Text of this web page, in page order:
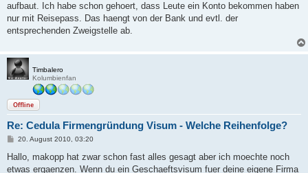
aufbaut. Ich habe schon gehoert, dass Leute ein Konto bekommen haben
nur mit Reisepass. Das haengt von der Bank und evtl. der
entsprechenden Zweigstelle ab.
Timbalero
Kolumbienfan
Offline
Re: Cedula Firmengründung Visum - Welche Reihenfolge?
B
i
r
20. August 2010, 03:20
Hallo, makopp hat zwar schon fast alles gesagt aber ich moechte noch
etwas ergaenzen. Wenn du ein Geschaeftsvisum fuer deine eigene Firma